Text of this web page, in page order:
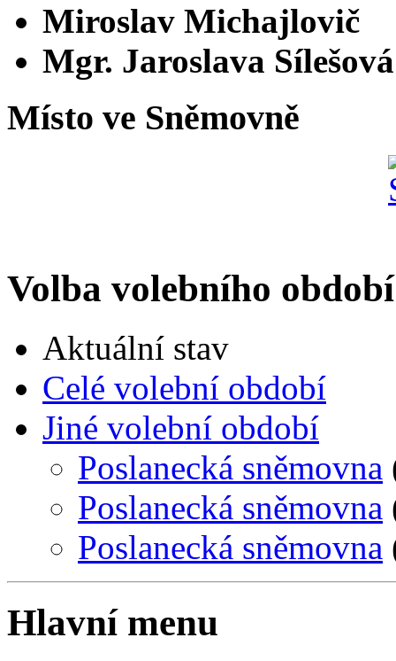
Miroslav Michajlovič
Mgr. Jaroslava Sílešová
Místo ve Sněmovně
Volba volebního období
Aktuální stav
Celé volební období
Jiné volební období
Poslanecká sněmovna
Poslanecká sněmovna
Poslanecká sněmovna
Hlavní menu